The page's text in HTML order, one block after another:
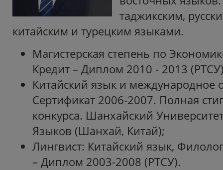
таджикским,
китайским и турецким языками.
Магистерская степень по
Кредит – Диплом 2010 - 2013
Китайский язык и международное
Сертификат 2006-2007. Полная
конкурса. Шанхайский
Языков (Шанхай, Китай);
Лингвист: Китайский язык,
– Диплом 2003-2008 (РТСУ).